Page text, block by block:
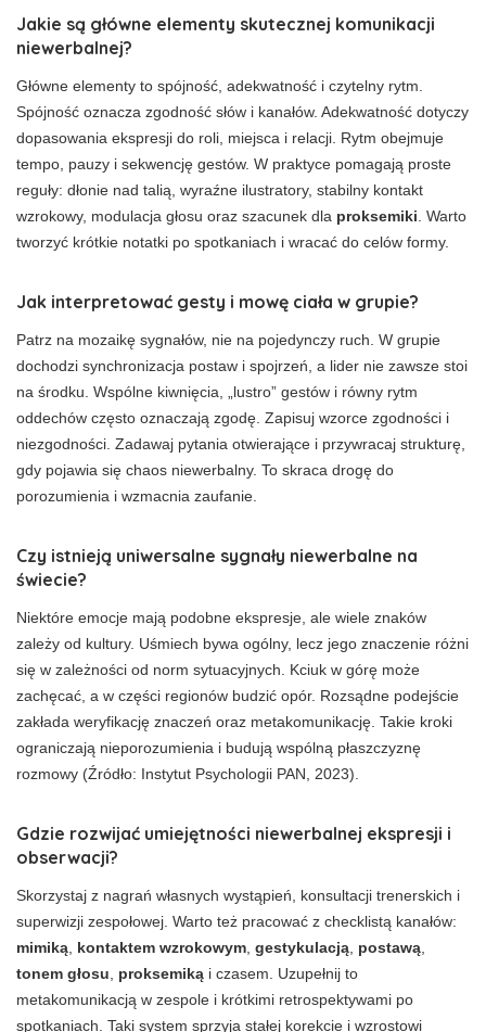
Jakie są główne elementy skutecznej komunikacji
niewerbalnej?
Główne elementy to spójność, adekwatność i czytelny rytm.
Spójność oznacza zgodność słów i kanałów. Adekwatność dotyczy
dopasowania ekspresji do roli, miejsca i relacji. Rytm obejmuje
tempo, pauzy i sekwencję gestów. W praktyce pomagają proste
reguły: dłonie nad talią, wyraźne ilustratory, stabilny kontakt
wzrokowy, modulacja głosu oraz szacunek dla proksemiki . Warto
tworzyć krótkie notatki po spotkaniach i wracać do celów formy.
Jak interpretować gesty i mowę ciała w grupie?
Patrz na mozaikę sygnałów, nie na pojedynczy ruch. W grupie
dochodzi synchronizacja postaw i spojrzeń, a lider nie zawsze stoi
na środku. Wspólne kiwnięcia, „lustro” gestów i równy rytm
oddechów często oznaczają zgodę. Zapisuj wzorce zgodności i
niezgodności. Zadawaj pytania otwierające i przywracaj strukturę,
gdy pojawia się chaos niewerbalny. To skraca drogę do
porozumienia i wzmacnia zaufanie.
Czy istnieją uniwersalne sygnały niewerbalne na
świecie?
Niektóre emocje mają podobne ekspresje, ale wiele znaków
zależy od kultury. Uśmiech bywa ogólny, lecz jego znaczenie różni
się w zależności od norm sytuacyjnych. Kciuk w górę może
zachęcać, a w części regionów budzić opór. Rozsądne podejście
zakłada weryfikację znaczeń oraz metakomunikację. Takie kroki
ograniczają nieporozumienia i budują wspólną płaszczyznę
rozmowy (Źródło: Instytut Psychologii PAN, 2023).
Gdzie rozwijać umiejętności niewerbalnej ekspresji i
obserwacji?
Skorzystaj z nagrań własnych wystąpień, konsultacji trenerskich i
superwizji zespołowej. Warto też pracować z checklistą kanałów:
mimiką kontaktem wzrokowym gestykulacją postawą
tonem głosu
proksemiką i czasem. Uzupełnij to
metakomunikacją w zespole i krótkimi retrospektywami po
spotkaniach. Taki system sprzyja stałej korekcie i wzrostowi